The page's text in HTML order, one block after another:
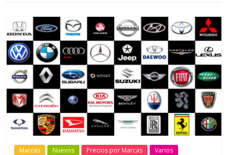
Marcas Nuevos Precios por Marcas Varios